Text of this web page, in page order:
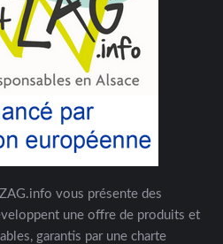
vous présente des
une offre de produits et
garantis par une charte